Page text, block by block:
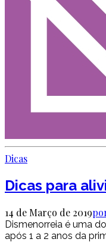
Dicas
Dicas para
14 de Março de 2019
Dismenorreia é uma
após 1 a 2 anos da